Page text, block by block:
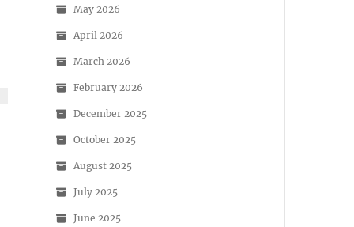
May 2026
April 2026
March 2026
February 2026
December 2025
October 2025
August 2025
July 2025
June 2025